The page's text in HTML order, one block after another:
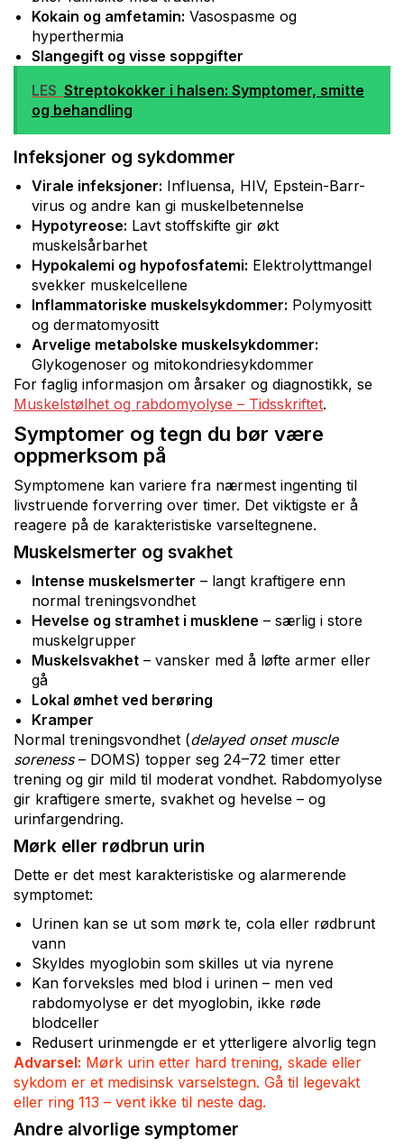
Kokain og amfetamin: Vasospasme og
hyperthermia
Slangegift og visse soppgifter
LES Streptokokker i halsen: Symptomer, smitte
og behandling
Infeksjoner og sykdommer
Virale infeksjoner: Influensa, HIV, Epstein-Barr-
virus og andre kan gi muskelbetennelse
Hypotyreose: Lavt stoffskifte gir økt
muskelsårbarhet
Hypokalemi og hypofosfatemi: Elektrolyttmangel
svekker muskelcellene
Inflammatoriske muskelsykdommer: Polymyositt
og dermatomyositt
Arvelige metabolske muskelsykdommer:
Glykogenoser og mitokondriesykdommer
For faglig informasjon om årsaker og diagnostikk, se
Muskelstølhet og rabdomyolyse – Tidsskriftet.
Symptomer og tegn du bør være
oppmerksom på
Symptomene kan variere fra nærmest ingenting til
livstruende forverring over timer. Det viktigste er å
reagere på de karakteristiske varseltegnene.
Muskelsmerter og svakhet
Intense muskelsmerter – langt kraftigere enn
normal treningsvondhet
Hevelse og stramhet i musklene – særlig i store
muskelgrupper
Muskelsvakhet – vansker med å løfte armer eller
gå
Lokal ømhet ved berøring
Kramper
Normal treningsvondhet (delayed onset muscle
soreness– DOMS) topper seg 24–72 timer etter
trening og gir mild til moderat vondhet. Rabdomyolyse
gir kraftigere smerte, svakhet og hevelse – og
urinfargendring.
Mørk eller rødbrun urin
Dette er det mest karakteristiske og alarmerende
symptomet:
Urinen kan se ut som mørk te, cola eller rødbrunt
vann
Skyldes myoglobin som skilles ut via nyrene
Kan forveksles med blod i urinen – men ved
rabdomyolyse er det myoglobin, ikke røde
blodceller
Redusert urinmengde er et ytterligere alvorlig tegn
Advarsel: Mørk urin etter hard trening, skade eller
sykdom er et medisinsk varselstegn. Gå til legevakt
eller ring 113 – vent ikke til neste dag.
Andre alvorlige symptomer